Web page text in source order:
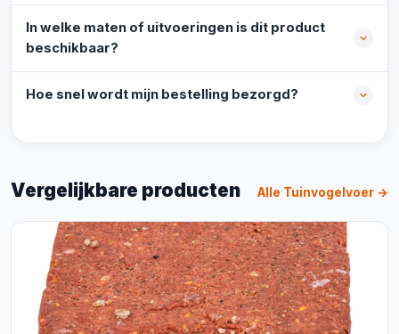
In welke maten of uitvoeringen is dit product
beschikbaar?
Hoe snel wordt mijn bestelling bezorgd?
Vergelijkbare producten Alle Tuinvogelvoer →